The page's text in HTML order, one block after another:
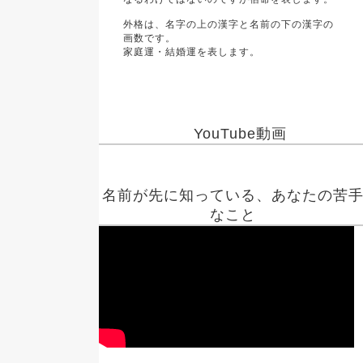
外格は、名字の上の漢字と名前の下の漢字の
画数です。
家庭運・結婚運を表します。
YouTube動画
名前が先に知っている、あなたの苦手
なこと